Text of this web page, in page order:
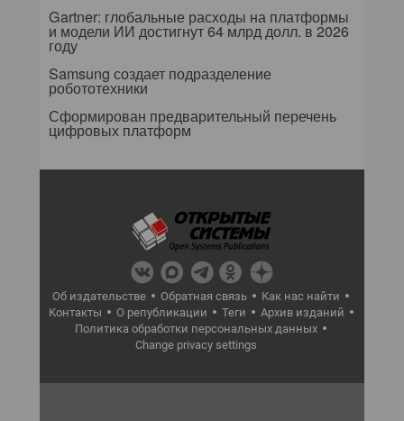
Gartner: глобальные расходы на платформы
и модели ИИ достигнут 64 млрд долл. в 2026
году
Samsung создает подразделение
робототехники
Сформирован предварительный перечень
цифровых платформ
Об издательстве Обратная связь
Как нас найти
Контакты
О републикации Теги
Архив изданий
Политика обработки персональных данных
Change privacy settings